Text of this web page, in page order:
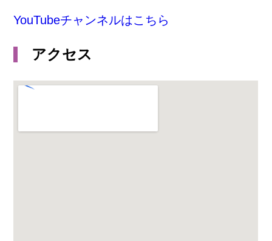
YouTubeチャンネルはこちら
アクセス